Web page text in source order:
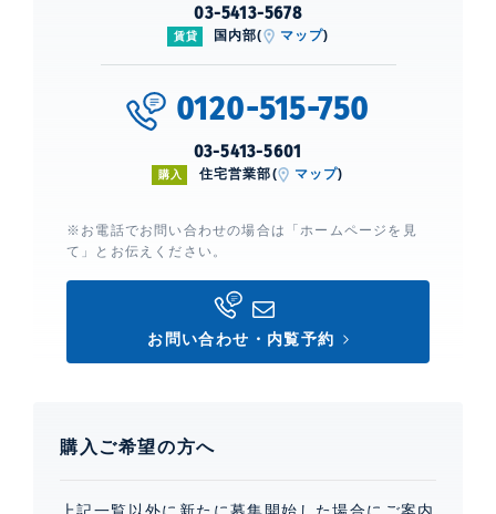
03-5413-5678
賃貸 国内部( マップ)
0120-515-750
03-5413-5601
購入 住宅営業部( マップ)
※お電話でお問い合わせの場合は「ホームページを見
て」とお伝えください。
お問い合わせ・内覧予約
購入ご希望の方へ